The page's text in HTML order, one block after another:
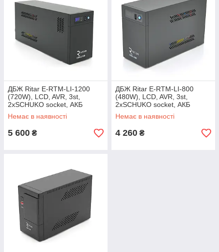
ДБЖ Ritar E-RTM-LI-1200
(720W), LCD, AVR, 3st,
2xSCHUKO socket, АКБ
LiFePO4 х 25.6V154WH,
metal Case (305*85*141) 5кг
Немає в наявності
5 600 ₴
ДБЖ Ritar E-RTM-LI-800
(480W), LCD, AVR, 3st,
2xSCHUKO socket, АКБ
LiFePO4x12V77Wh, Metal
Case (225*85*141) 3,3кг
Немає в наявності
4 260 ₴